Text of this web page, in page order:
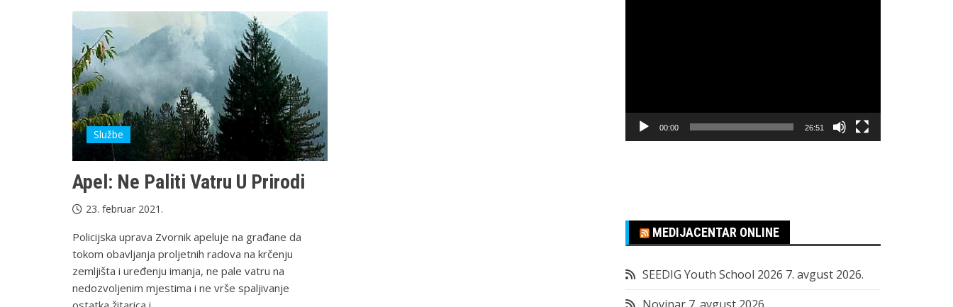
Službe
Apel: Ne Paliti Vatru U Prirodi
23. februar 2021.
Policijska uprava Zvornik apeluje na građane da
tokom obavljanja proljetnih radova na krčenju
zemljišta i uređenju imanja, ne pale vatru na
nedozvoljenim mjestima i ne vrše spaljivanje
00:00 26:51
MEDIJACENTAR ONLINE
SEEDIG Youth School 2026 7. avgust 2026.
Novinar 7. avgust 2026.